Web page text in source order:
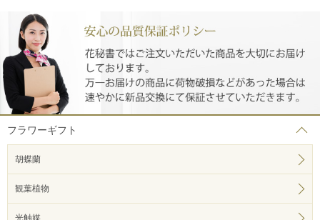
フラワーギフト
胡蝶蘭
観葉植物
光触媒